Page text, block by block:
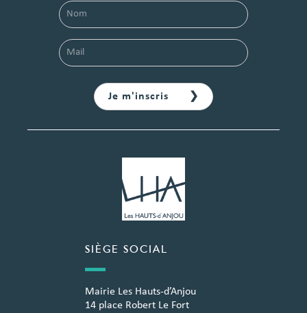
SIÈGE SOCIAL
Mairie Les Hauts-d’Anjou
14 place Robert Le Fort